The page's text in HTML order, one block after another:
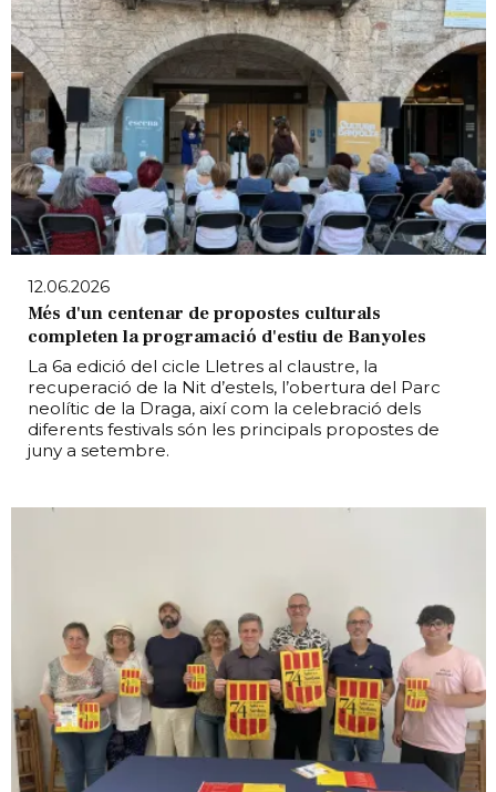
12.06.2026
Més d'un centenar de propostes culturals
completen la programació d'estiu de Banyoles
La 6a edició del cicle Lletres al claustre, la
recuperació de la Nit d’estels, l’obertura del Parc
neolític de la Draga, així com la celebració dels
diferents festivals són les principals propostes de
juny a setembre.